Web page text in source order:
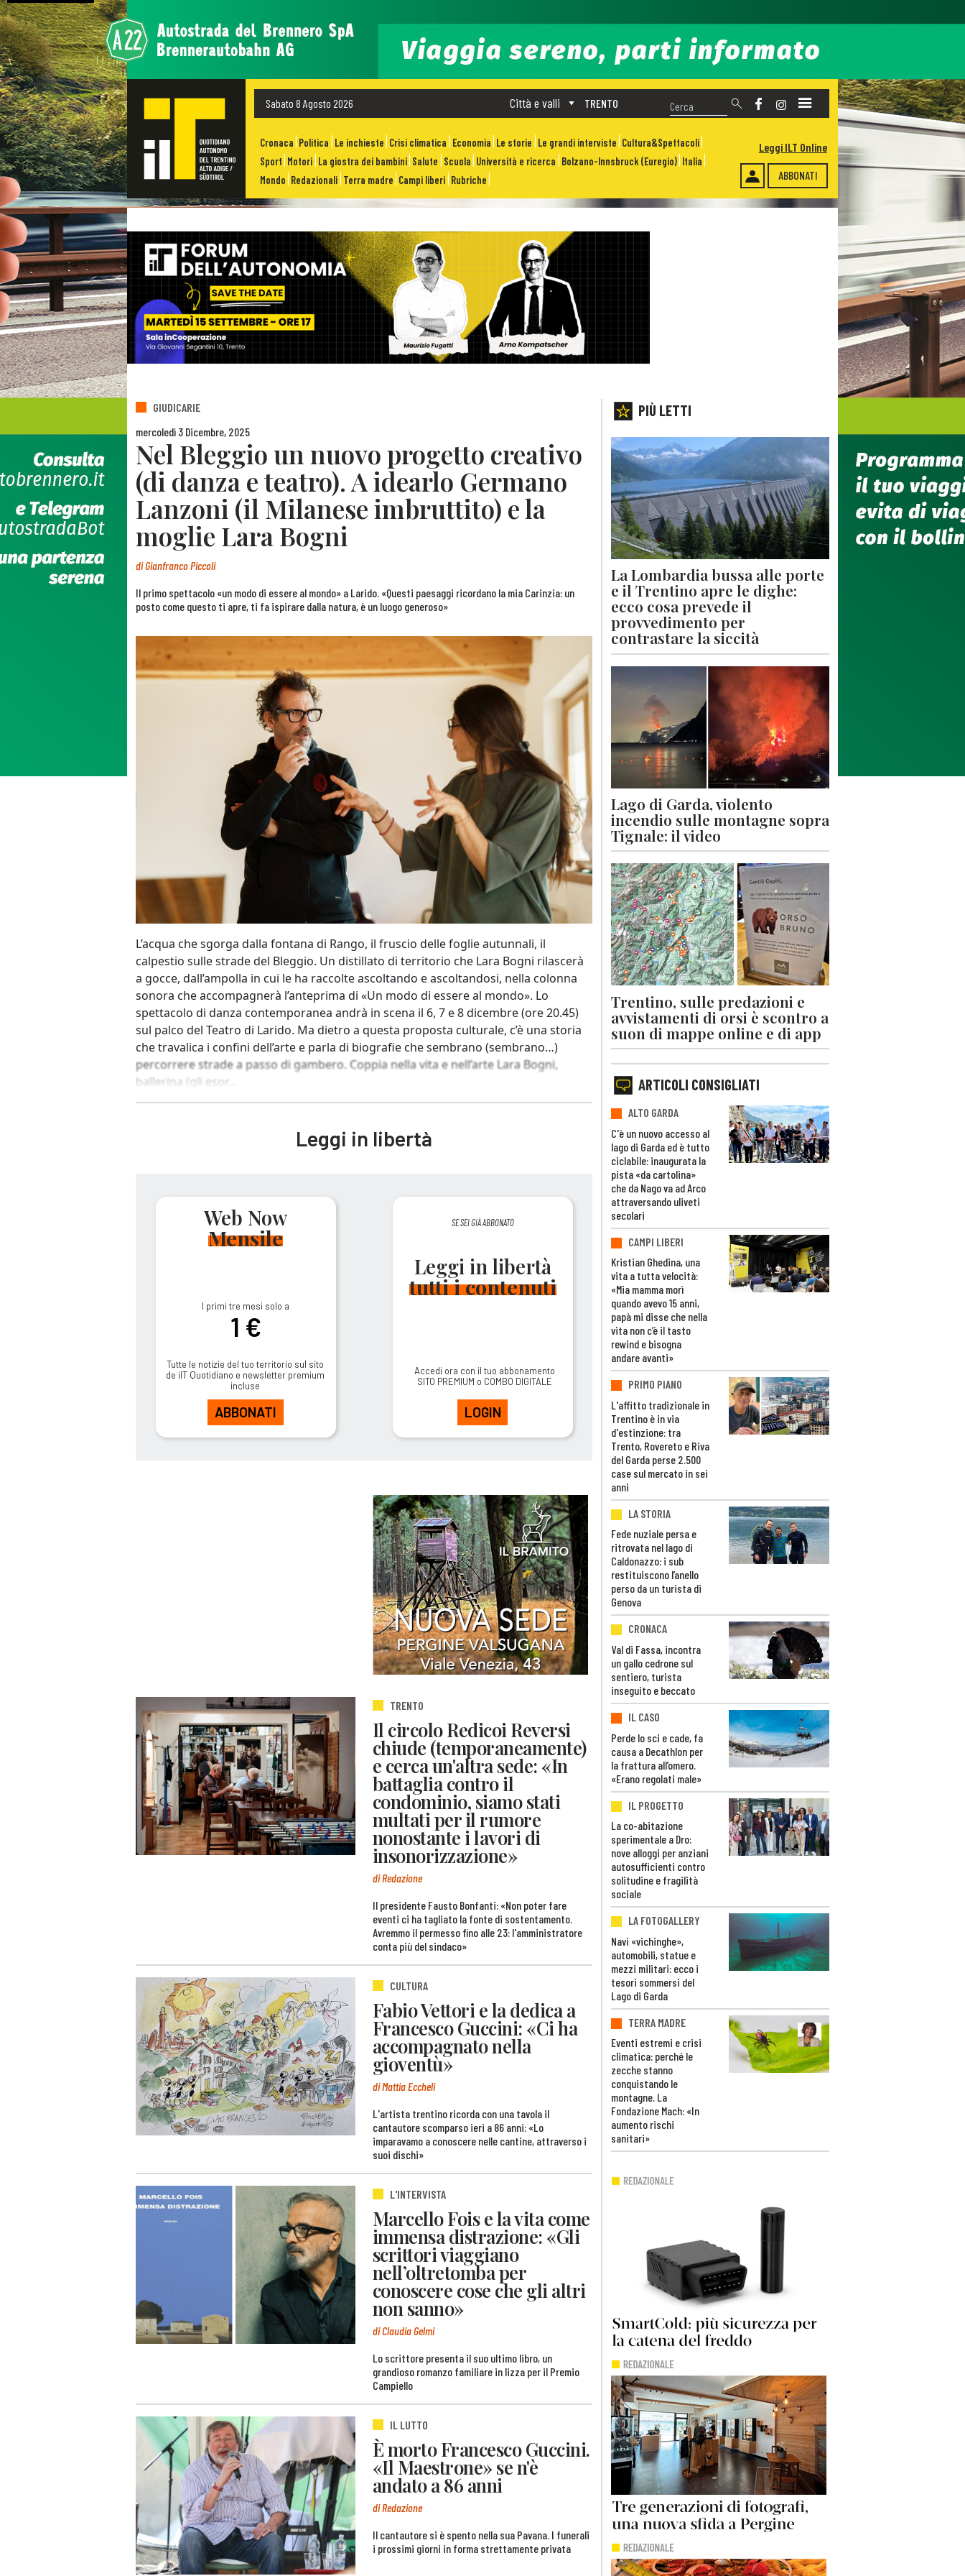
Sabato 8 Agosto 2026 TRENTO
Città e valli
Cronaca Politica Le inchieste Crisi climatica Economia Le storie Le grandi interviste Cultura&Spettacoli
Sport Motori La giostra dei bambini Salute Scuola Università e ricerca Bolzano-Innsbruck (Euregio) Italia
Mondo Redazionali Terra madre Campi liberi Rubriche ABBONATI
Leggi ILT Online
GIUDICARIE
mercoledì 3 Dicembre, 2025
Nel Bleggio un nuovo progetto creativo
(di danza e teatro). A idearlo Germano
Lanzoni (il Milanese imbruttito) e la
moglie Lara Bogni
diGianfranco Piccoli
Il primo spettacolo «un modo di essere al mondo» a Larido. «Questi paesaggi ricordano la mia Carinzia: un
posto come questo ti apre, ti fa ispirare dalla natura, è un luogo generoso»
L’acqua che sgorga dalla fontana di Rango, il fruscio delle foglie autunnali, il
calpestio sulle strade del Bleggio. Un distillato di territorio che Lara Bogni rilascerà
a gocce, dall’ampolla in cui le ha raccolte ascoltando e ascoltandosi, nella colonna
sonora che accompagnerà l’anteprima di «Un modo di essere al mondo». Lo
spettacolo di danza contemporanea andrà in scena il 6, 7 e 8 dicembre (ore 20.45)
sul palco del Teatro di Larido. Ma dietro a questa proposta culturale, c’è una storia
che travalica i confini dell’arte e parla di biografie che sembrano (sembrano…)
percorrere strade a passo di gambero. Coppia nella vita e nell’arte Lara Bogni,
ballerina (gli esor...
Leggi in libertà
Web Now
Mensile
I primi tre mesi solo a
1 €
Tutte le notizie del tuo territorio sul sito
de ilT Quotidiano e newsletter premium
incluse
ABBONATI
SE SEI GIÀ ABBONATO
Leggi in libertà
tutti i contenuti
Accedi ora con il tuo abbonamento
SITO PREMIUM o COMBO DIGITALE
LOGIN
TRENTO
Il circolo Redicoi Reversi
chiude (temporaneamente)
e cerca un'altra sede: «In
battaglia contro il
condominio, siamo stati
multati per il rumore
nonostante i lavori di
insonorizzazione»
di Redazione
Il presidente Fausto Bonfanti: «Non poter fare
eventi ci ha tagliato la fonte di sostentamento.
Avremmo il permesso fino alle 23: l'amministratore
conta più del sindaco»
CULTURA
Fabio Vettori e la dedica a
Francesco Guccini: «Ci ha
accompagnato nella
gioventù»
di Mattia Eccheli
L'artista trentino ricorda con una tavola il
cantautore scomparso ieri a 86 anni: «Lo
imparavamo a conoscere nelle cantine, attraverso i
suoi dischi»
L'INTERVISTA
Marcello Fois e la vita come
immensa distrazione: «Gli
scrittori viaggiano
nell’oltretomba per
conoscere cose che gli altri
non sanno»
di Claudia Gelmi
Lo scrittore presenta il suo ultimo libro, un
grandioso romanzo familiare in lizza per il Premio
Campiello
IL LUTTO
È morto Francesco Guccini.
«Il Maestrone» se n'è
andato a 86 anni
di Redazione
Il cantautore si è spento nella sua Pavana. I funerali
i prossimi giorni in forma strettamente privata
PIÙ LETTI
La Lombardia bussa alle porte
e il Trentino apre le dighe:
ecco cosa prevede il
provvedimento per
contrastare la siccità
Lago di Garda, violento
incendio sulle montagne sopra
Tignale: il video
Trentino, sulle predazioni e
avvistamenti di orsi è scontro a
suon di mappe online e di app
ARTICOLI CONSIGLIATI
ALTO GARDA
C'è un nuovo accesso al
lago di Garda ed è tutto
ciclabile: inaugurata la
pista «da cartolina»
che da Nago va ad Arco
attraversando uliveti
secolari
CAMPI LIBERI
Kristian Ghedina, una
vita a tutta velocità:
«Mia mamma morì
quando avevo 15 anni,
papà mi disse che nella
vita non c’è il tasto
rewind e bisogna
andare avanti»
PRIMO PIANO
L'affitto tradizionale in
Trentino è in via
d'estinzione: tra
Trento, Rovereto e Riva
del Garda perse 2.500
case sul mercato in sei
anni
LA STORIA
Fede nuziale persa e
ritrovata nel lago di
Caldonazzo: i sub
restituiscono l’anello
perso da un turista di
Genova
CRONACA
Val di Fassa, incontra
un gallo cedrone sul
sentiero, turista
inseguito e beccato
IL CASO
Perde lo sci e cade, fa
causa a Decathlon per
la frattura all’omero.
«Erano regolati male»
IL PROGETTO
La co-abitazione
sperimentale a Dro:
nove alloggi per anziani
autosufficienti contro
solitudine e fragilità
sociale
LA FOTOGALLERY
Navi «vichinghe»,
automobili, statue e
mezzi militari: ecco i
tesori sommersi del
Lago di Garda
TERRA MADRE
Eventi estremi e crisi
climatica: perché le
zecche stanno
conquistando le
montagne. La
Fondazione Mach: «In
aumento rischi
sanitari»